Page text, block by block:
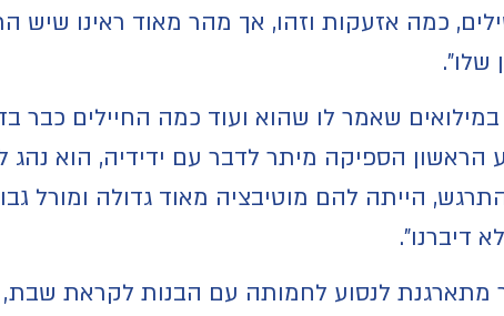
כמה אזעקות וזהו, אך מהר מאוד ראינו שיש
שלו".
שאמר לו שהוא ועוד כמה החיילים כבר
הראשון הספיקה מיתר לדבר עם ידידיה, הוא
הייתה להם מוטיבציה מאוד גדולה ומורל
דיברנו".
מתארגנת לנסוע לחמותה עם הבנות לקראת שבת,